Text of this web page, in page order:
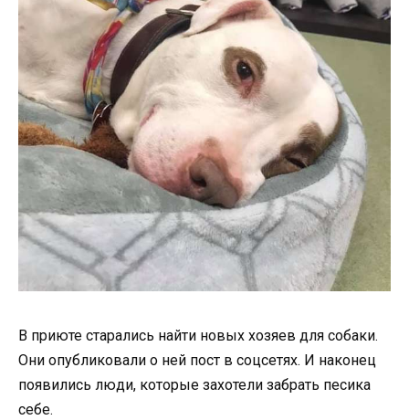
В приюте старались найти новых хозяев для собаки.
Они опубликовали о ней пост в соцсетях. И наконец
появились люди, которые захотели забрать песика
себе.